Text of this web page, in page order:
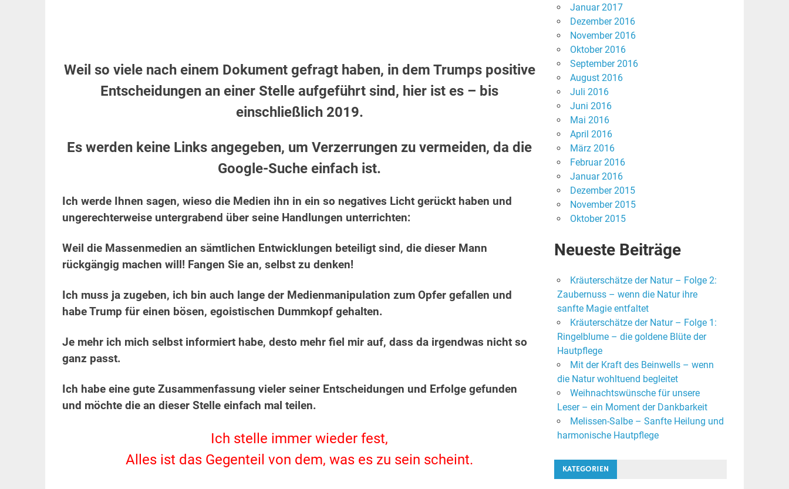
Weil so viele nach einem Dokument gefragt haben, in dem Trumps positive
Entscheidungen an einer Stelle aufgeführt sind, hier ist es – bis
einschließlich 2019.
Es werden keine Links angegeben, um Verzerrungen zu vermeiden, da die
Google-Suche einfach ist.
Ich werde Ihnen sagen, wieso die Medien ihn in ein so negatives Licht gerückt haben und
ungerechterweise untergrabend über seine Handlungen unterrichten:
Weil die Massenmedien an sämtlichen Entwicklungen beteiligt sind, die dieser Mann
rückgängig machen will! Fangen Sie an, selbst zu denken!
Ich muss ja zugeben, ich bin auch lange der Medienmanipulation zum Opfer gefallen und
habe Trump für einen bösen, egoistischen Dummkopf gehalten.
Je mehr ich mich selbst informiert habe, desto mehr fiel mir auf, dass da irgendwas nicht so
ganz passt.
Ich habe eine gute Zusammenfassung vieler seiner Entscheidungen und Erfolge gefunden
und möchte die an dieser Stelle einfach mal teilen.
Ich stelle immer wieder fest,
Alles ist das Gegenteil von dem, was es zu sein scheint.
Januar 2017
Dezember 2016
November 2016
Oktober 2016
September 2016
August 2016
Juli 2016
Juni 2016
Mai 2016
April 2016
März 2016
Februar 2016
Januar 2016
Dezember 2015
November 2015
Oktober 2015
Neueste Beiträge
Kräuterschätze der Natur – Folge 2:
Zaubernuss – wenn die Natur ihre
sanfte Magie entfaltet
Kräuterschätze der Natur – Folge 1:
Ringelblume – die goldene Blüte der
Hautpflege
Mit der Kraft des Beinwells – wenn
die Natur wohltuend begleitet
Weihnachtswünsche für unsere
Leser – ein Moment der Dankbarkeit
Melissen-Salbe – Sanfte Heilung und
harmonische Hautpflege
KATEGORIEN